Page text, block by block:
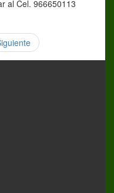
al Cel. 966650113